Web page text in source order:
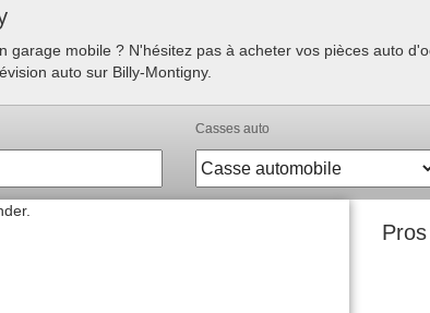
garage mobile ? N'hésitez pas à acheter vos pièces auto
auto sur Billy-Montigny.